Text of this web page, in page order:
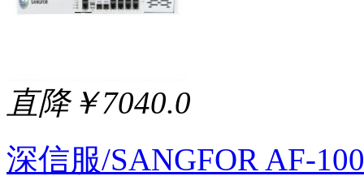
直降￥7040.0
深信服/SANGFOR AF-